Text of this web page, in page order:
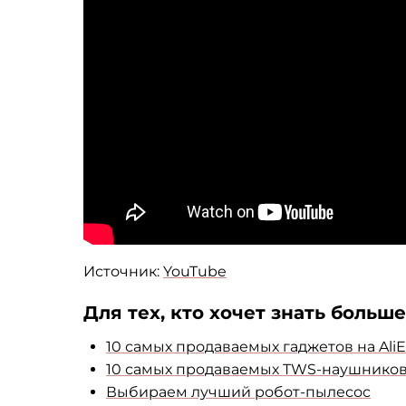
Источник: YouTube
Для тех, кто хочет знать
10 самых продаваемых гаджетов на
10 самых продаваемых TWS-
Выбираем лучший робот-пылесос